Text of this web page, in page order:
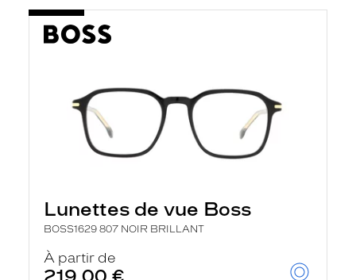
Lunettes de vue Boss
BOSS1629 807 NOIR BRILLANT
À partir de